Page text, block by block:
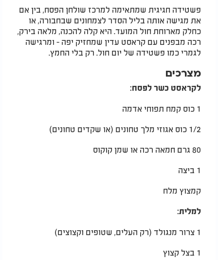
פשטידה חגיגית שמתאימה למרכז שולחן הפסח, בין אם
את מגישה אותה בליל הסדר לצמחונים שבחבורה, או
כחלק מארוחת חול המועד. היא קלה להכנה, מלאה בירק,
רכה מבפנים עם קראסט עדין שמחזיק יפה - ומרגישה
לגמרי כמו פשטידה של יום חול. רק בלי החמץ.
מצרכים
לקראסט כשר לפסח:
1 כוס קמח תפוחי אדמה
1/2 כוס אגוזי מלך טחונים (או שקדים טחונים)
80 גרם חמאה רכה או שמן קוקוס
1 ביצה
קמצוץ מלח
למלית:
1 צרור מנגולד (רק העלים, שטופים וקצוצים)
1 בצל קצוץ